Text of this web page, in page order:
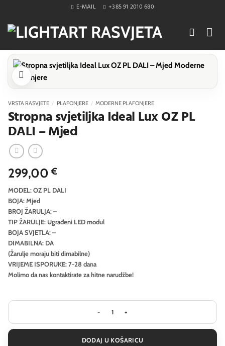
content
E-MAIL +385 91 2010 680
VRSTA RASVJETE / PLAFONJERE / MODERNE PLAFONJERE
Stropna svjetiljka Ideal Lux OZ PL
DALI – Mjed
299,00€
MODEL: OZ PL DALI
BOJA: Mjed
BROJ ŽARULJA: –
TIP ŽARULJE: Ugrađeni LED modul
BOJA SVJETLA: –
DIMABILNA: DA
(Žarulje moraju biti dimabilne)
VRIJEME ISPORUKE: 7-28 dana
Molimo da nas kontaktirate za hitne narudžbe!
Stropna svjetiljka Ideal Lux OZ PL
DODAJ U KOŠARICU